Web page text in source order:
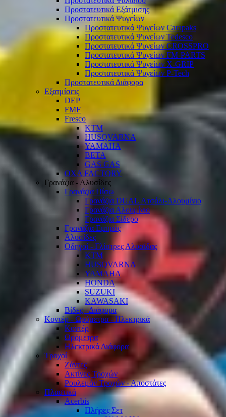
Προστατευτικά Εξάτμισης
Προστατευτικά Ψυγείων
Προστατευτικά Ψυγείων Carapaks
Προστατευτικά Ψυγείων Tedesco
Προστατευτικά Ψυγείων CROSSPRO
Προστατευτικά Ψυγείων FM-PARTS
Προστατευτικά Ψυγείων X-GRIP
Προστατευτικά Ψυγείων P-Tech
Προστατευτικά Διάφορα
Εξατμίσεις
DEP
FMF
Fresco
KTM
HUSQVARNA
YAMAHA
BETA
GAS GAS
OXA FACTORY
Γρανάζια - Αλυσίδες
Γρανάζια Πίσω
Γρανάζια DUAL Ατσάλι-Αλουμίνιο
Γρανάζια Αλουμίνιο
Γρανάζια Σίδερο
Γρανάζια Εμπρός
Αλυσίδες
Οδηγοί - Γλίστρες Αλυσίδας
KTM
HUSQVARNA
YAMAHA
HONDA
SUZUKI
KAWASAKI
Βίδες - Διάφορα
Κοντέρ - Ωρόμετρα - Ηλεκτρικά
Κοντέρ
Ωρόμετρα
Ηλεκτρικά Διάφορα
Τροχοί
Ζάντες
Ακτίνες Τροχών
Ρουλεμάν Τροχών - Αποστάτες
Πλαστικά
Acerbis
Πλήρες Σετ